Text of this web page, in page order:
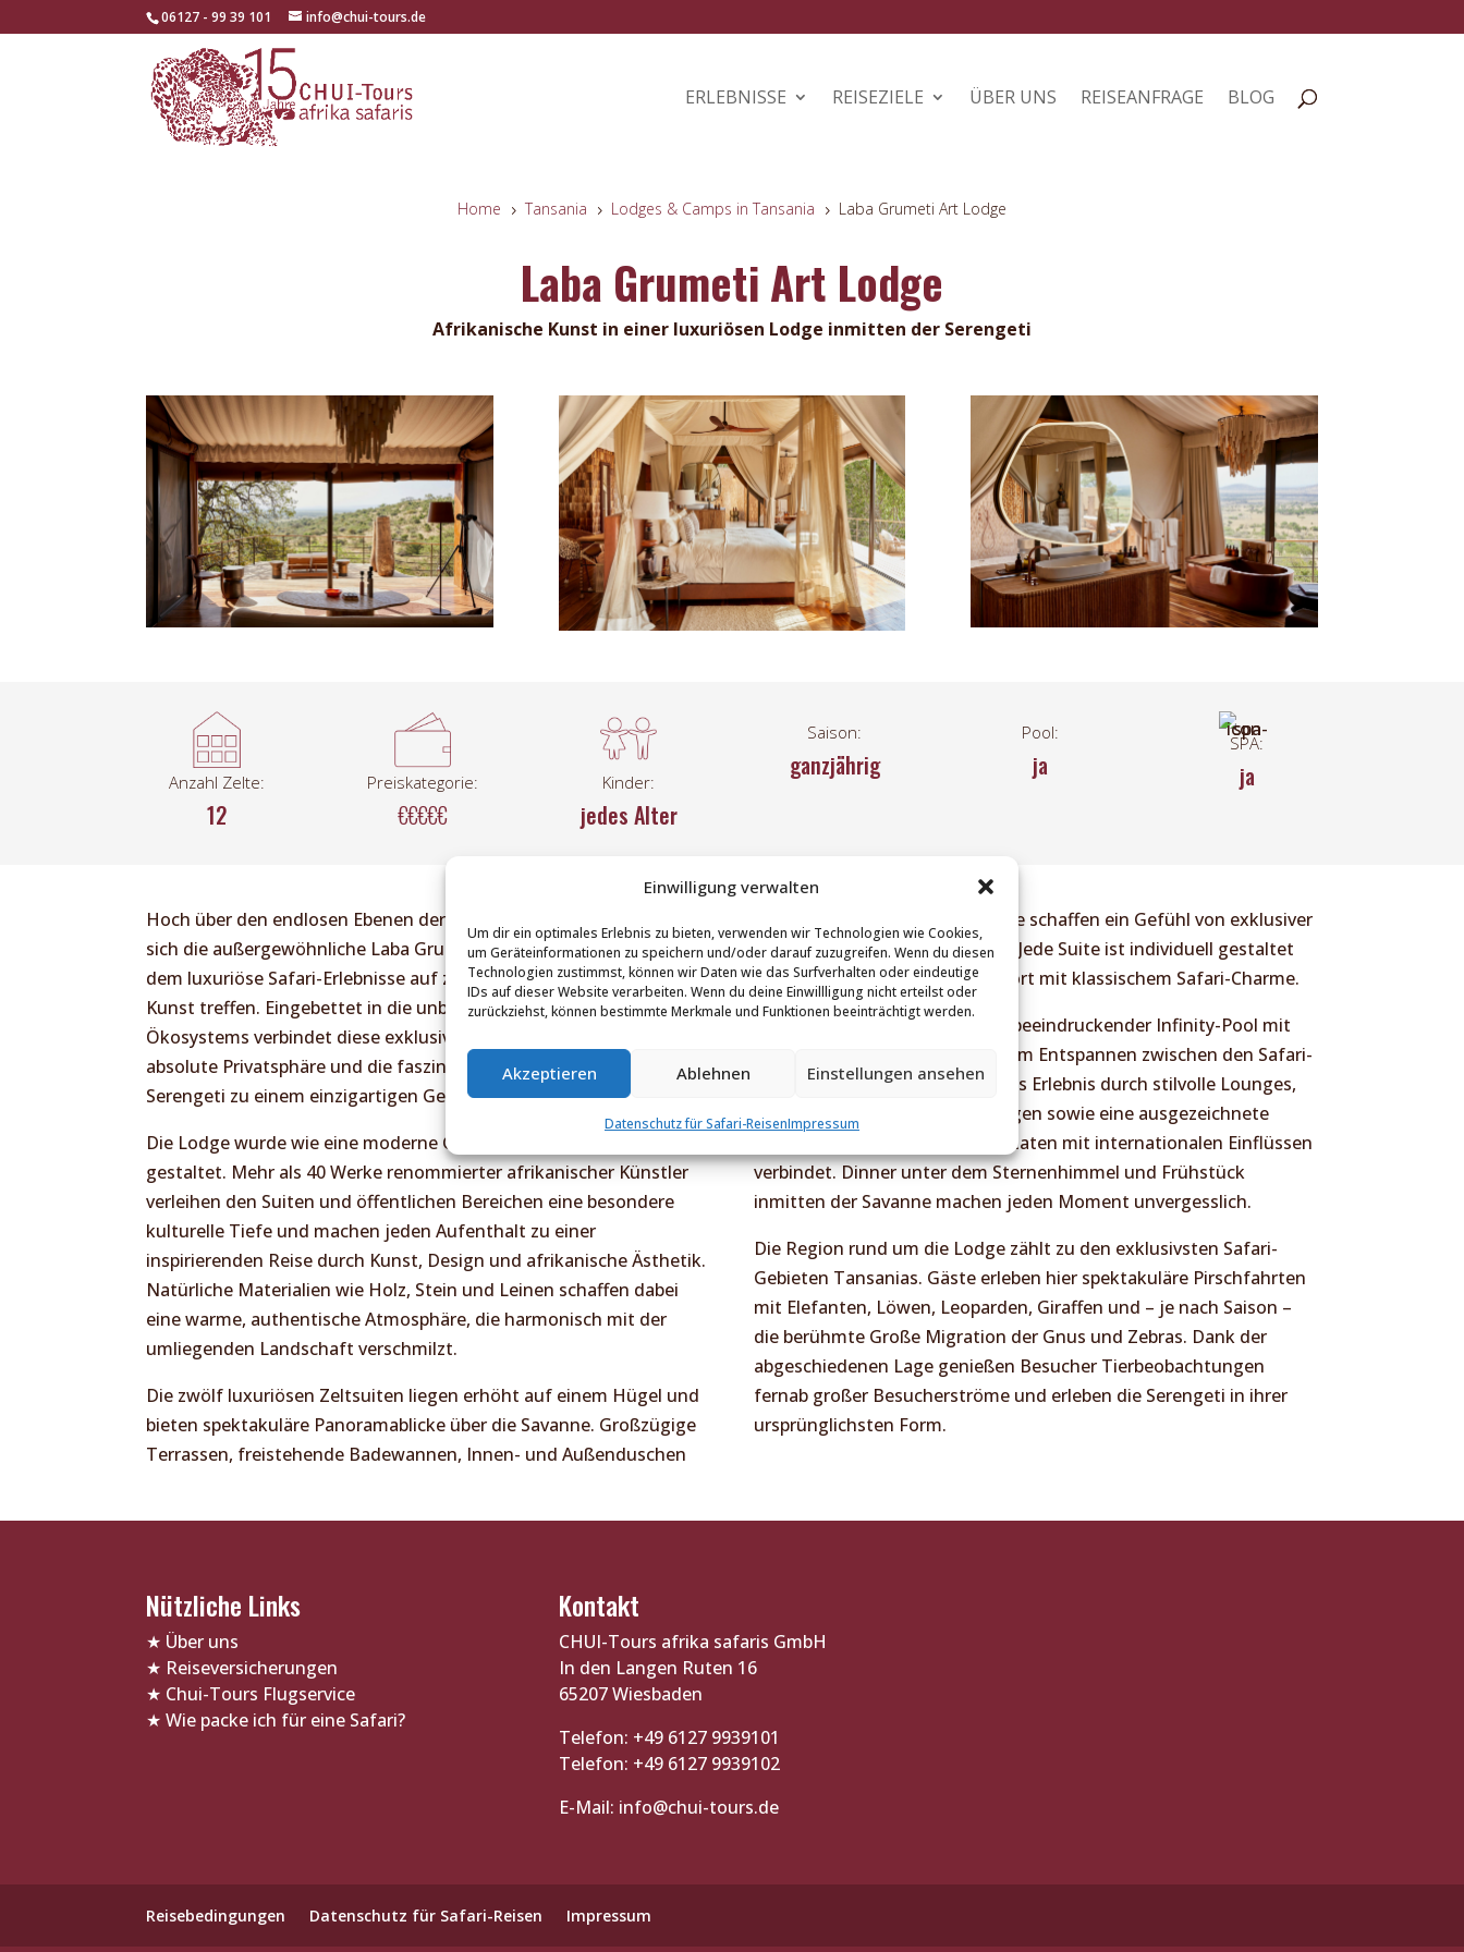
Einwilligung verwalten
Um dir ein optimales Erlebnis zu bieten, verwenden wir Technologien wie Cookies,
um Geräteinformationen zu speichern und/oder darauf zuzugreifen. Wenn du diesen
Technologien zustimmst, können wir Daten wie das Surfverhalten oder eindeutige
IDs auf dieser Website verarbeiten. Wenn du deine Einwillligung nicht erteilst oder
zurückziehst, können bestimmte Merkmale und Funktionen beeinträchtigt werden.
Akzeptieren Ablehnen Einstellungen ansehen
Datenschutz für Safari-ReisenImpressum
06127 - 99 39 101 info@chui-tours.de
ERLEBNISSE REISEZIELE ÜBER UNS REISEANFRAGE BLOG
Home 5 Tansania 5 Lodges & Camps in Tansania 5 Laba Grumeti Art Lodge
Laba Grumeti Art Lodge
Afrikanische Kunst in einer luxuriösen Lodge inmitten der Serengeti
Anzahl Zelte:
12
Preiskategorie:
€€€€€
Kinder:
jedes Alter
Saison:
ganzjährig
Pool:
ja
SPA:
ja
Hoch über den endlosen Ebenen der westlichen Serengeti erhebt
sich die außergewöhnliche Laba Grumeti Art Lodge– ein Ort, an
dem luxuriöse Safari-Erlebnisse auf zeitgenössische afrikanische
Kunst treffen. Eingebettet in die unberührte Wildnis des Grumeti-
Ökosystems verbindet diese exklusive Lodge stilvolle Eleganz,
absolute Privatsphäre und die faszinierende Atmosphäre der
Serengeti zu einem einzigartigen Gesamterlebnis.
Die Lodge wurde wie eine moderne Galerie inmitten der Natur
gestaltet. Mehr als 40 Werke renommierter afrikanischer Künstler
verleihen den Suiten und öffentlichen Bereichen eine besondere
kulturelle Tiefe und machen jeden Aufenthalt zu einer
inspirierenden Reise durch Kunst, Design und afrikanische Ästhetik.
Natürliche Materialien wie Holz, Stein und Leinen schaffen dabei
eine warme, authentische Atmosphäre, die harmonisch mit der
umliegenden Landschaft verschmilzt.
Die zwölf luxuriösen Zeltsuiten liegen erhöht auf einem Hügel und
bieten spektakuläre Panoramablicke über die Savanne. Großzügige
Terrassen, freistehende Badewannen, Innen- und Außenduschen
sowie elegante Lounge-Bereiche schaffen ein Gefühl von exklusiver
Weite und vollkommener Ruhe. Jede Suite ist individuell gestaltet
und verbindet modernen Komfort mit klassischem Safari-Charme.
Im Zentrum der Lodge lädt ein beeindruckender Infinity-Pool mit
Blick über die Grumeti-Ebene zum Entspannen zwischen den Safari-
Abenteuern ein. Ergänzt wird das Erlebnis durch stilvolle Lounges,
ein Spa mit Wellnessbehandlungen sowie eine ausgezeichnete
Küche, die frische, regionale Zutaten mit internationalen Einflüssen
verbindet. Dinner unter dem Sternenhimmel und Frühstück
inmitten der Savanne machen jeden Moment unvergesslich.
Die Region rund um die Lodge zählt zu den exklusivsten Safari-
Gebieten Tansanias. Gäste erleben hier spektakuläre Pirschfahrten
mit Elefanten, Löwen, Leoparden, Giraffen und – je nach Saison –
die berühmte Große Migration der Gnus und Zebras. Dank der
abgeschiedenen Lage genießen Besucher Tierbeobachtungen
fernab großer Besucherströme und erleben die Serengeti in ihrer
ursprünglichsten Form.
Nützliche Links
★ Über uns
★ Reiseversicherungen
★ Chui-Tours Flugservice
★Wie packe ich für eine Safari?
Kontakt
CHUI-Tours afrika safaris GmbH
In den Langen Ruten 16
65207 Wiesbaden
Telefon: +49 6127 9939101
Telefon: +49 6127 9939102
E-Mail: info@chui-tours.de
Reisebedingungen Datenschutz für Safari-Reisen Impressum